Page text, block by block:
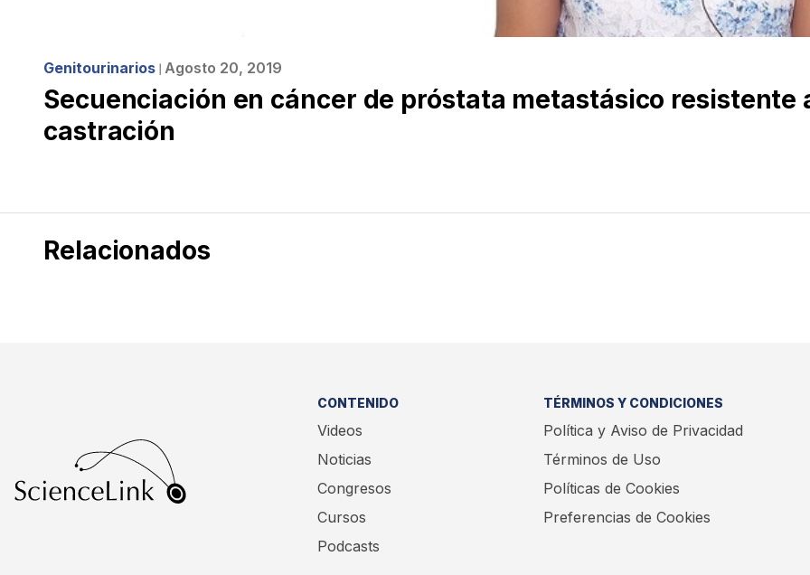
Genitourinarios ❘ Agosto 20, 2019
Secuenciación en cáncer de próstata metastásico resistente
castración
Relacionados
CONTENIDO
Videos
Noticias
Congresos
Cursos
Podcasts
TÉRMINOS Y CONDICIONES
Política y Aviso de Privacidad
Términos de Uso
Políticas de Cookies
Preferencias de Cookies